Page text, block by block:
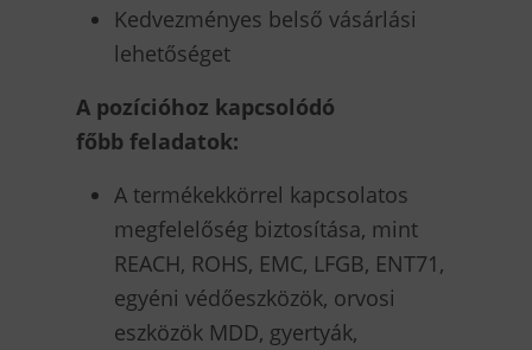
Kedvezményes belső vásárlási
lehetőséget
A pozícióhoz kapcsolódó
főbb feladatok:
A termékekkörrel kapcsolatos
megfelelőség biztosítása, mint
REACH, ROHS, EMC, LFGB, ENT71,
egyéni védőeszközök, orvosi
eszközök MDD, gyertyák,